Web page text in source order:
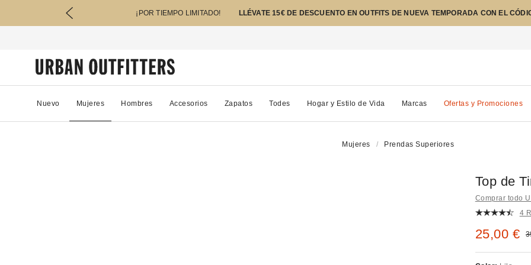
¡POR TIEMPO LIMITADO! LLÉVATE 15€ DE DESCUENTO EN OUTFITS DE NUEVA TEMPORADA CON EL
Nuevo Mujeres Hombres Accesorios Zapatos Todes Hogar y Estilo de Vida Marcas Ofertas y Promociones
Mujeres Prendas Superiores
Top de
Comprar todo
4
Precio
25,00 €